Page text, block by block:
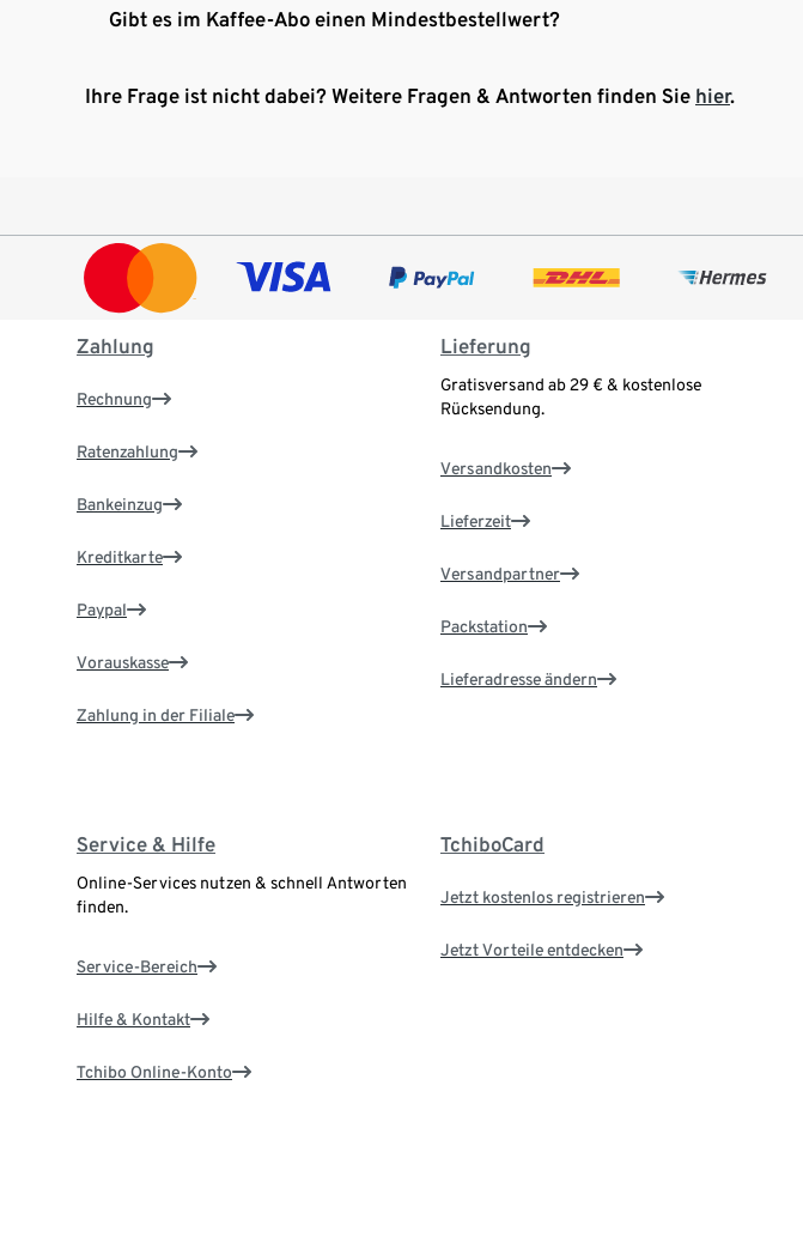
Gibt es im Kaffee-Abo einen Mindestbestellwert?
Ihre Frage ist nicht dabei? Weitere Fragen & Antworten finden Sie hier.
Zahlung
Rechnung
Ratenzahlung
Bankeinzug
Kreditkarte
Paypal
Vorauskasse
Zahlung in der Filiale
Lieferung
Gratisversand ab 29 € & kostenlose
Rücksendung.
Versandkosten
Lieferzeit
Versandpartner
Packstation
Lieferadresse ändern
Service & Hilfe
Online-Services nutzen & schnell Antworten
finden.
Service-Bereich
Hilfe & Kontakt
Tchibo Online-Konto
TchiboCard
Jetzt kostenlos registrieren
Jetzt Vorteile entdecken